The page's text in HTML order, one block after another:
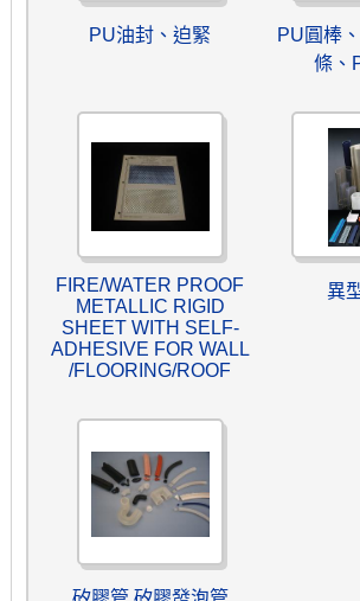
PU油封、迫緊
PU圓棒
條、
FIRE/WATER PROOF
METALLIC RIGID
SHEET WITH SELF-
ADHESIVE FOR WALL
/FLOORING/ROOF
異